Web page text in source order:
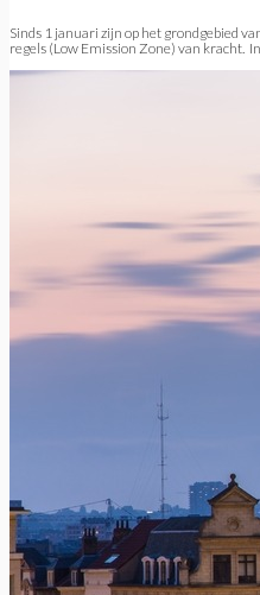
Sinds 1 januari zijn op het grondgebied
regels (Low Emission Zone) van kracht.